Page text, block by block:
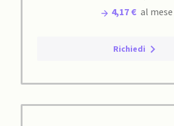
4,17 € al mese
Richiedi